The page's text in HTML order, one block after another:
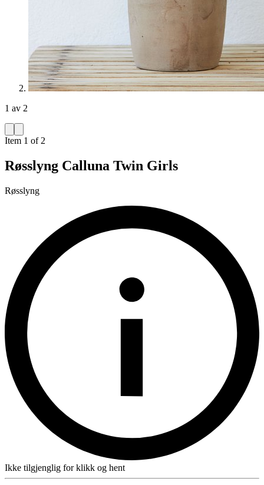
1 av 2
Item 1 of 2
Røsslyng Calluna Twin Girls
Røsslyng
Ikke tilgjenglig for klikk og hent